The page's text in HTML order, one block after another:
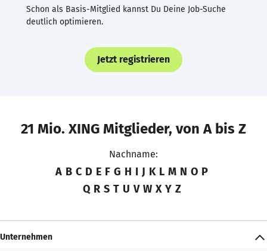
Schon als Basis-Mitglied kannst Du Deine Job-Suche
deutlich optimieren.
Jetzt registrieren
21 Mio. XING Mitglieder, von A bis Z
Nachname:
A B C D E F G H I J K L M N O P
Q R S T U V W X Y Z
Unternehmen